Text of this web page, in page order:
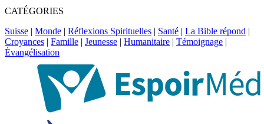
CATÉGORIES
Suisse | Monde | Réflexions Spirituelles | Santé | La Bible répond |
Croyances | Famille | Jeunesse | Humanitaire | Témoignage |
Évangélisation